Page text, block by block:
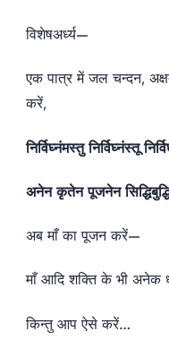
विशेषअर्ध्य—
एक पात्र में जल चन्दन,
करें,
निर्विघ्नंमस्तु निर्विघ्नंस्तू
अनेन कृतेन पूजनेन
अब माँ का पूजन करें—
माँ आदि शक्ति के भी अनेक
किन्तु आप ऐसे करें…